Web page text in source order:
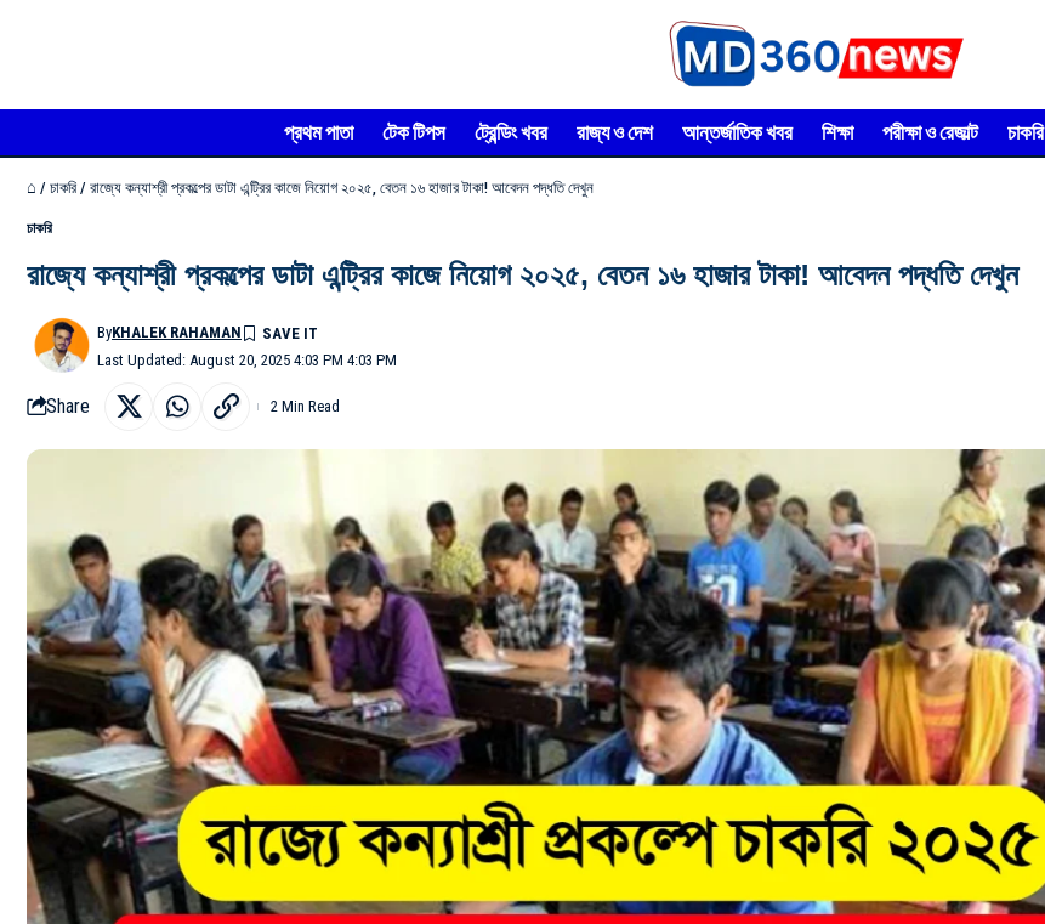
প্রথম পাতা টেক টিপস ট্রেন্ডিং খবর রাজ্য ও দেশ আন্তর্জাতিক খবর শিক্ষা পরীক্ষা ও রেজাল্ট চাকরি
⌂ / চাকরি / রাজ্যে কন্যাশ্রী প্রকল্পের ডাটা এন্ট্রির কাজে নিয়োগ ২০২৫, বেতন ১৬ হাজার টাকা! আবেদন পদ্ধতি দেখুন
চাকরি
রাজ্যে কন্যাশ্রী প্রকল্পের ডাটা এন্ট্রির কাজে নিয়োগ ২০২৫, বেতন ১৬ হাজার টাকা! আবেদন পদ্ধতি দেখুন
Last Updated: August 20, 2025 4:03 PM 4:03 PM
ByKHALEK RAHAMAN
Share 2 Min Read